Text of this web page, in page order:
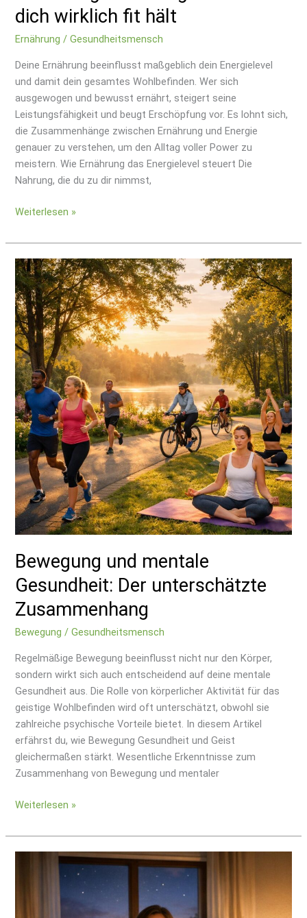
dich wirklich fit hält
Ernährung /Gesundheitsmensch
Deine Ernährung beeinflusst maßgeblich dein Energielevel
und damit dein gesamtes Wohlbefinden. Wer sich
ausgewogen und bewusst ernährt, steigert seine
Leistungsfähigkeit und beugt Erschöpfung vor. Es lohnt sich,
die Zusammenhänge zwischen Ernährung und Energie
genauer zu verstehen, um den Alltag voller Power zu
meistern. Wie Ernährung das Energielevel steuert Die
Nahrung, die du zu dir nimmst,
Weiterlesen »
Bewegung und mentale
Gesundheit: Der unterschätzte
Zusammenhang
Bewegung /Gesundheitsmensch
Regelmäßige Bewegung beeinflusst nicht nur den Körper,
sondern wirkt sich auch entscheidend auf deine mentale
Gesundheit aus. Die Rolle von körperlicher Aktivität für das
geistige Wohlbefinden wird oft unterschätzt, obwohl sie
zahlreiche psychische Vorteile bietet. In diesem Artikel
erfährst du, wie Bewegung Gesundheit und Geist
gleichermaßen stärkt. Wesentliche Erkenntnisse zum
Zusammenhang von Bewegung und mentaler
Bewegung
und
mentale
Gesundheit:
Der
unterschätzte
Zusammenhang
Weiterlesen »